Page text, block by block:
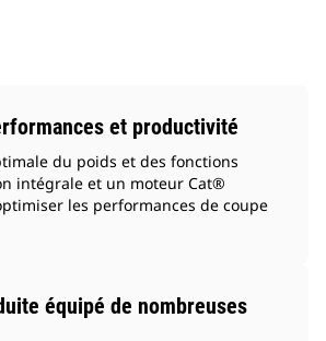
et productivité
du poids et des fonctions
intégrale et un moteur Cat®
les performances de coupe
équipé de nombreuses